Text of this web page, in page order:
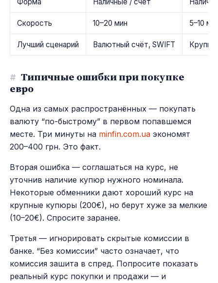
Скорость 10–20 мин 5–10
Лучший сценарий Валютный счёт, SWIFT
# Типичные ошибки при покупке
евро
Одна из самых распространённых — покупать
валюту “по-быстрому” в первом попавшемся
месте. Три минуты на minfin.com.ua экономят
200–400 грн. Это факт.
Вторая ошибка — соглашаться на курс, не
уточнив наличие купюр нужного номинала.
Некоторые обменники дают хороший курс на
крупные купюры (200€), но берут хуже за мелкие
(10–20€). Спросите заранее.
Третья — игнорировать скрытые комиссии в
банке. “Без комиссии” часто означает, что
комиссия зашита в спред. Попросите показать
реальный курс покупки и продажи — и